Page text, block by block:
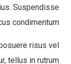
Suspendisse
condimentum.
risus vel
tellus in rutrum